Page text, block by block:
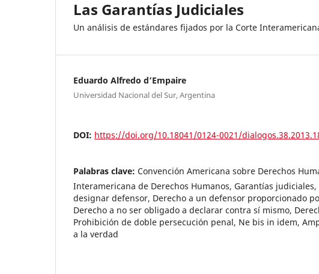
Las Garantías Judiciales
Un análisis de estándares fijados por la Corte
Eduardo Alfredo d’Empaire
Universidad Nacional del Sur, Argentina
DOI: https://doi.org/10.18041/0124-0021/
Palabras clave: Convención Americana sobre Derechos
Interamericana de Derechos Humanos, Garantías judiciales,
designar defensor, Derecho a un defensor proporcionado
Derecho a no ser obligado a declarar contra sí mismo,
Prohibición de doble persecución penal, Ne bis in idem,
a la verdad